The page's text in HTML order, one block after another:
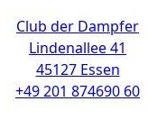
Club der Dampfer
Lindenallee 41
45127 Essen
+49 201 874690 60